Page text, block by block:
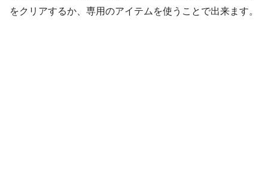
をクリアするか、専用のアイテムを使うことで出来ます。